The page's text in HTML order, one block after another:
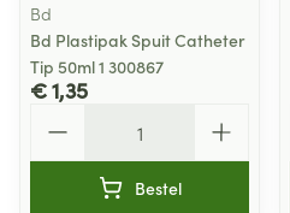
Bd
Bd Plastipak Spuit Catheter
Tip 50ml 1 300867
€ 1,35
Bestel